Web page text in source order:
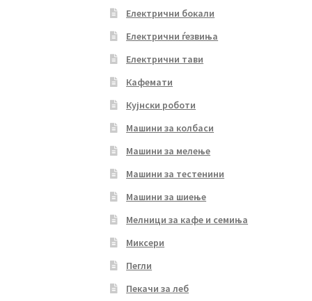
Електрични бокали
Електрични ѓезвиња
Електрични тави
Кафемати
Кујнски роботи
Машини за колбаси
Машини за мелење
Машини за тестенини
Машини за шиење
Мелници за кафе и семиња
Миксери
Пегли
Пекачи за леб